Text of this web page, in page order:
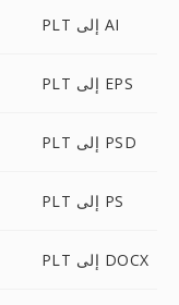
PLT إلى AI
PLT إلى EPS
PLT إلى PSD
PLT إلى PS
PLT إلى DOCX